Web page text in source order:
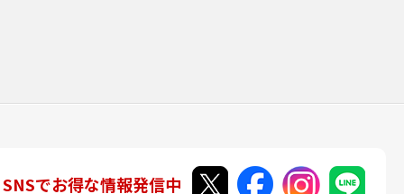
SNSでお得な情報発信中